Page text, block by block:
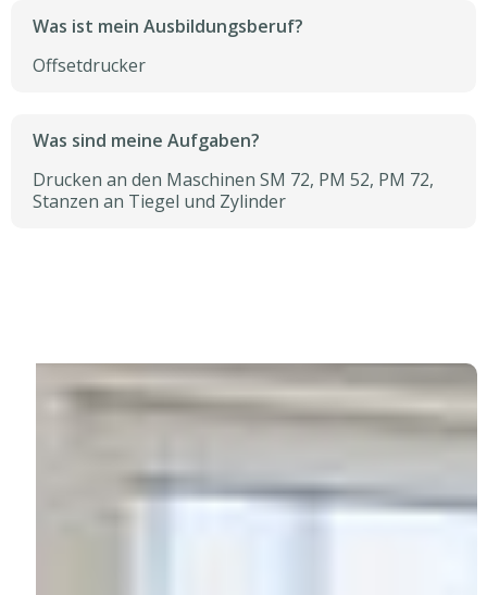
Was ist mein Ausbildungsberuf?
Offsetdrucker
Was sind meine Aufgaben?
Drucken an den Maschinen SM 72, PM 52, PM 72,
Stanzen an Tiegel und Zylinder